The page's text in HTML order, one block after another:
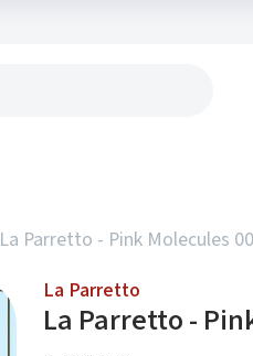
La Parretto - Pink Molecules
La Parretto
La Parretto -